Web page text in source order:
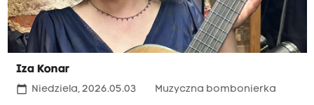
Iza Konar
calendar_today Niedziela, 2026.05.03 Muzyczna bombonierka